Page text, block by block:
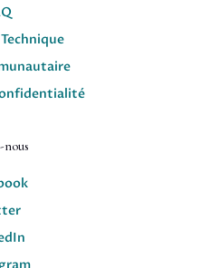
nous